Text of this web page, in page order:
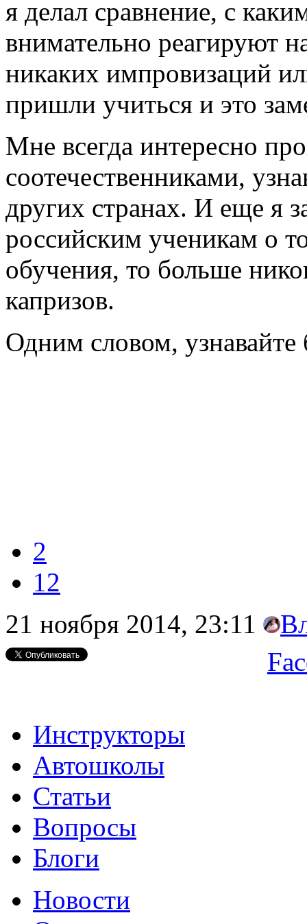
я делал сравнение, с
внимательно реагируют
никаких импровизаций
пришли учиться и это
Мне всегда интересно
соотечественниками,
других странах. И еще я
российским ученикам о
обучения, то больше
капризов.
Одним словом, узнавайте
2
12
21 ноября 2014, 23:11
Инструкторы
Автошколы
Статьи
Вопросы
Блоги
Новости